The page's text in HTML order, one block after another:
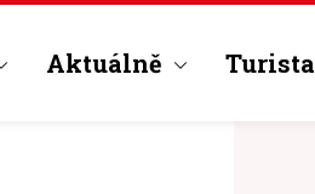
Aktuálně Turista